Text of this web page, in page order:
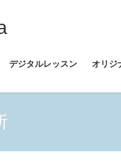
デジタルレッスン オリジ